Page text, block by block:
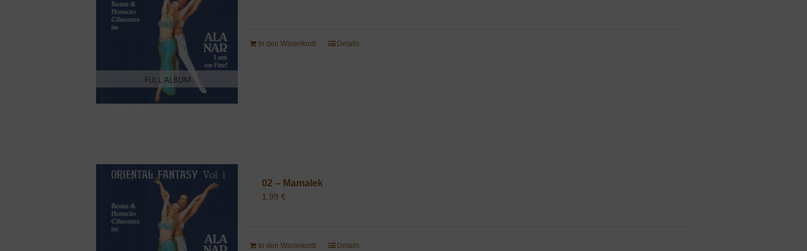
In den Warenkorb Details
02 – Mamalek
1,99 €
In den Warenkorb Details